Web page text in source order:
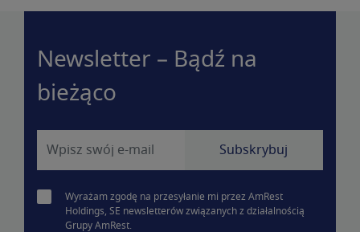
Newsletter – Bądź na
bieżąco
Wyrażam zgodę na przesyłanie mi przez AmRest
Holdings, SE newsletterów związanych z działalnością
Grupy AmRest.